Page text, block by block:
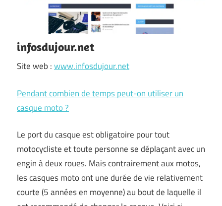
infosdujour.net
Site web :www.infosdujour.net
Pendant combien de temps peut-on utiliser un
casque moto ?
Le port du casque est obligatoire pour tout
motocycliste et toute personne se déplaçant avec un
engin à deux roues. Mais contrairement aux motos,
les casques moto ont une durée de vie relativement
courte (5 années en moyenne) au bout de laquelle il